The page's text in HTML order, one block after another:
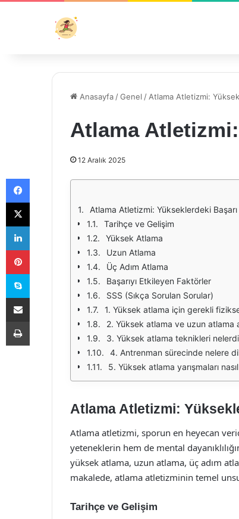
Anasayfa /Genel / Atlama Atletizmi:
Atlama
12 Aralık 2025
Atlama Atletizmi: Yükseklerdeki Başarı
Tarihçe ve Gelişim
Yüksek Atlama
Uzun Atlama
Üç Adım Atlama
Başarıyı Etkileyen Faktörler
SSS (Sıkça Sorulan Sorular)
1. Yüksek atlama için gerekli
2. Yüksek atlama ve uzun atlama
3. Yüksek atlama teknikleri
4. Antrenman sürecinde nelere
5. Yüksek atlama yarışmaları
Atlama Atletizmi:
Atlama atletizmi, sporun en heyecan
yeteneklerin hem de mental
yüksek atlama, uzun atlama, üç adım
makalede, atlama atletizminin temel
Tarihçe ve Gelişim
Facebook
X
LinkedIn
Pinterest
Skype
E-Posta ile paylaş